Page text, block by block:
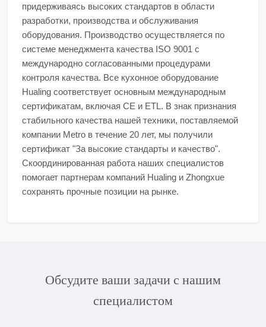
придерживаясь высоких стандартов в области
разработки, производства и обслуживания
оборудования. Производство осуществляется по
системе менеджмента качества ISO 9001 с
международно согласованными процедурами
контроля качества. Все кухонное оборудование
Hualing соответствует основным международным
сертификатам, включая CE и ETL. В знак признания
стабильного качества нашей техники, поставляемой
компании Metro в течение 20 лет, мы получили
сертификат "За высокие стандарты и качество".
Скоординированная работа наших специалистов
помогает партнерам компаний Hualing и Zhongxue
сохранять прочные позиции на рынке.
Обсудите ваши задачи с нашим
специалистом